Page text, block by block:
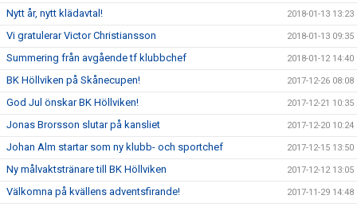
Nytt år, nytt klädavtal! 2018-01-13 13:23
Vi gratulerar Victor Christiansson 2018-01-13 09:35
Summering från avgående tf klubbchef 2018-01-12 14:40
BK Höllviken på Skånecupen! 2017-12-26 08:08
God Jul önskar BK Höllviken! 2017-12-21 10:35
Jonas Brorsson slutar på kansliet 2017-12-20 10:24
Johan Alm startar som ny klubb- och sportchef 2017-12-15 13:50
Ny målvaktstränare till BK Höllviken 2017-12-12 13:05
Välkomna på kvällens adventsfirande! 2017-11-29 14:48